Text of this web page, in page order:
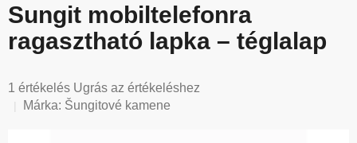
Sungit mobiltelefonra
ragasztható lapka – téglalap
A
termék
1 értékelés Ugrás az értékeléshez
Márka: Šungitové kamene